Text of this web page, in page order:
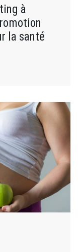
à
la santé